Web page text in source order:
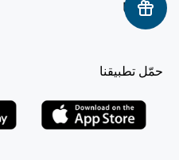
سياستنا
حمّل تطبيقنا